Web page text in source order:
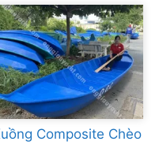
Composite Chèo